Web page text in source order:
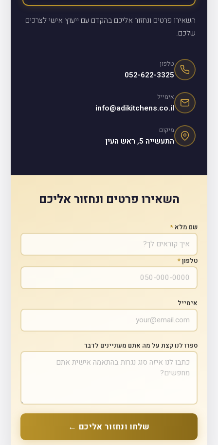
השאירו פרטים ונחזור אליכם בהקדם עם ייעוץ אישי לצרכים
שלכם.
טלפון
052-622-3325
אימייל
info@adikitchens.co.il
מיקום
התעשייה 5, ראש העין
השאירו פרטים ונחזור אליכם
שם מלא*
טלפון*
אימייל
ספרו לנו קצת על מה אתם מעוניינים לדבר
שלחו ונחזור אליכם ←